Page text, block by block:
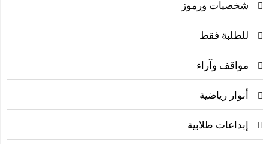
شخصيات ورموز
للطلبة فقط
مواقف وآراء
أنوار رياضية
إبداعات طلابية